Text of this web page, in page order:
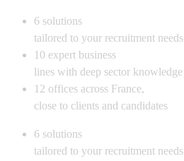
6 solutions
tailored to your recruitment needs
10 expert business
lines with deep sector knowledge
12 offices across France,
close to clients and candidates
6 solutions
tailored to your recruitment needs